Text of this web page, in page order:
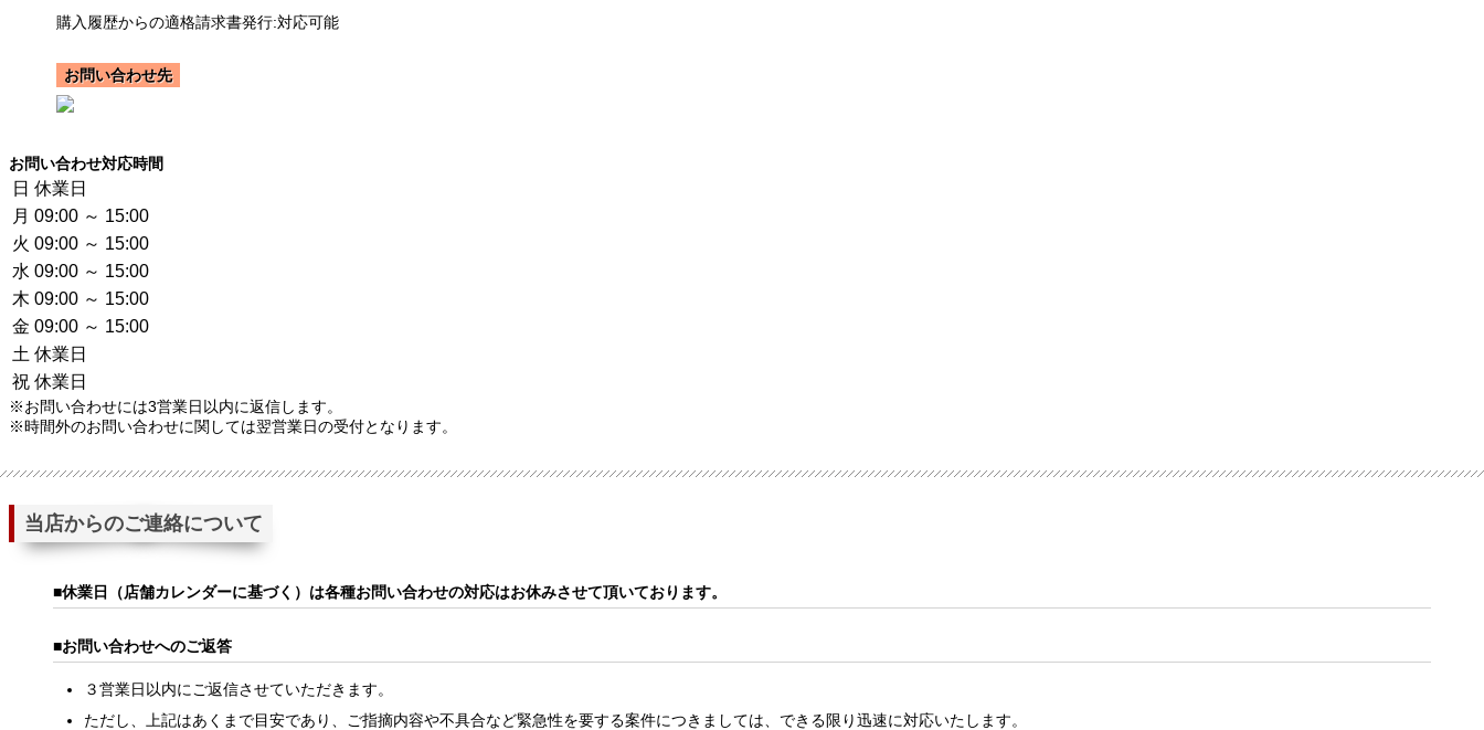
購入履歴からの適格請求書発行:対応可能
お問い合わせ先
お問い合わせ対応時間
日 休業日
月 09:00 ～ 15:00
火 09:00 ～ 15:00
水 09:00 ～ 15:00
木 09:00 ～ 15:00
金 09:00 ～ 15:00
土 休業日
祝 休業日
※お問い合わせには3営業日以内に返信します。
※時間外のお問い合わせに関しては翌営業日の受付となります。
当店からのご連絡について
休業日（店舗カレンダーに基づく）は各種お問い合わせの対応はお休みさせて頂いております。
お問い合わせへのご返答
３営業日以内にご返信させていただきます。
ただし、上記はあくまで目安であり、ご指摘内容や不具合など緊急性を要する案件につきましては、できる限り迅速に対応いたします。